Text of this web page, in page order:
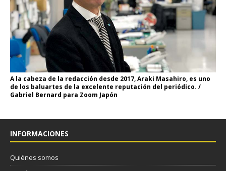
A la cabeza de la redacción desde 2017, Araki Masahiro, es uno
de los baluartes de la excelente reputación del periódico. /
Gabriel Bernard para Zoom Japón
INFORMACIONES
Quiénes somos